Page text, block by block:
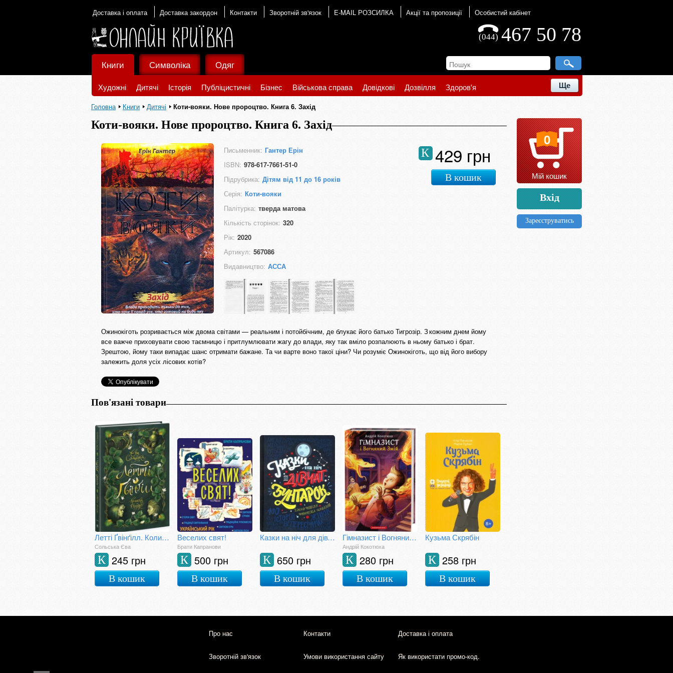
Доставка і оплата Доставка закордон Контакти Зворотній зв'язок E-MAIL РОЗСИЛКА Акції та пропозиції Особистий кабінет
467 50 78
(044)
Книги
Художні Дитячі Історія Публіцистичні Бізнес Військова справа Довідкові Дозвілля Здоров'я Ще
Символіка Одяг
Головна Книги Дитячі Коти-вояки. Нове пророцтво. Книга 6. Захід
Коти-вояки. Нове пророцтво. Книга 6. Захід
Письменник: Гантер Ерін
ISBN: 978-617-7661-51-0
Підрубрика: Дітям від 11 до 16 років
Серія: Коти-вояки
Палітурка: тверда матова
Кількість сторінок: 320
Рік: 2020
Артикул: 567086
Видавництво: АССА
429 грн
К
В кошик
Ожинокіготь розривається між двома світами — реальним і потойбічним, де блукає його батько Тигрозір. З кожним днем йому
все важче приховувати свою таємницю і притлумлювати жагу до влади, яку так вміло розпалюють в ньому батько і брат.
Зрештою, йому таки випадає шанс отримати бажане. Та чи варте воно такої ціни? Чи розуміє Ожинокіготь, що від його вибору
залежить доля усіх лісових котів?
Пов'язані товари
Летті Ґвінґілл. Колиска друїдів
Сольська Єва
245 грн
К
В кошик
Веселих свят!
Брати Капранови
500 грн
К
В кошик
Казки на ніч для дівчаток-бунтарок
650 грн
К
В кошик
Гімназист і Вогняний Змій
Андрій Кокотюха
280 грн
К
В кошик
Кузьма Скрябін
258 грн
К
В кошик
0
Мій кошик
Вхід
Зареєструватись
Про нас Контакти Доставка і оплата
Зворотній зв'язок Умови використання сайту Як використати промо-код.